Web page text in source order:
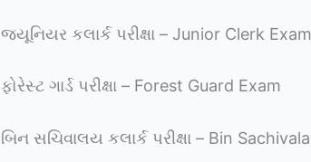
જ્યૂનિયર કલાર્ક પરીક્ષા – Junior Clerk Exam
ફોરેસ્ટ ગાર્ડ પરીક્ષા – Forest Guard Exam
બિન સચિવાલય કલાર્ક પરીક્ષા – Bin